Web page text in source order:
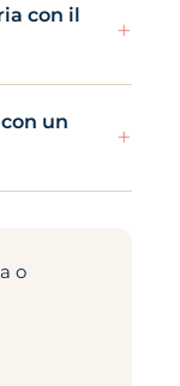
con il
+
un
+
o